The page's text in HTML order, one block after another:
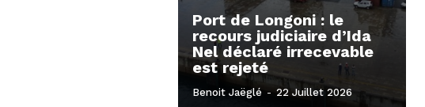
Port de Longoni : le
recours judiciaire d’Ida
Nel déclaré irrecevable
est rejeté
Benoit Jaëglé - 22 Juillet 2026